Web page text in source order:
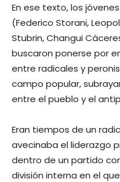
En ese texto, los
(Federico Storani,
Stubrin, Changui
buscaron ponerse por
entre radicales y
campo popular,
entre el pueblo y el
Eran tiempos de un
avecinaba el liderazgo
dentro de un partido
división interna en el